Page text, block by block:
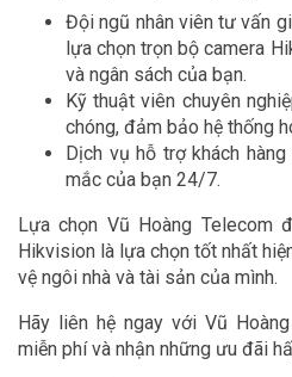
Đội ngũ nhân viên tư vấn
lựa chọn trọn bộ camera
và ngân sách của bạn.
Kỹ thuật viên chuyên
chóng, đảm bảo hệ thống
Dịch vụ hỗ trợ khách
mắc của bạn 24/7.
Lựa chọn Vũ Hoàng Telecom
Hikvision là lựa chọn tốt nhất
vệ ngôi nhà và tài sản của mình.
Hãy liên hệ ngay với Vũ
miễn phí và nhận những ưu đãi